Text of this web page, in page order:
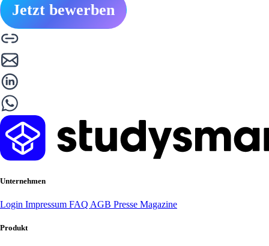
Jetzt bewerben
Unternehmen
Login Impressum FAQ AGB Presse Magazine
Produkt